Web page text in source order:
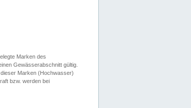
Marken des
Gewässerabschnitt gültig.
Marken (Hochwasser)
bzw. werden bei